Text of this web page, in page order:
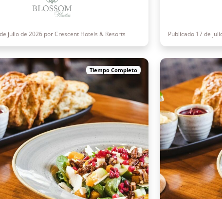
julio de 2026 por Crescent Hotels & Resorts Publicado 17 de
Tiempo Completo